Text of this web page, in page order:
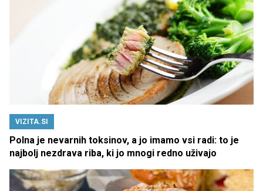
VIZITA.SI
Polna je nevarnih toksinov, a jo imamo vsi radi: to je
najbolj nezdrava riba, ki jo mnogi redno uživajo